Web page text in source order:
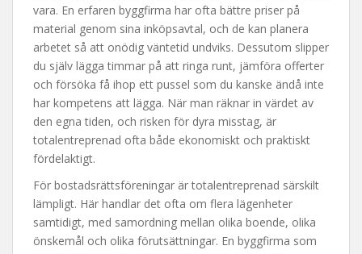
vara. En erfaren byggfirma har ofta bättre priser på
material genom sina inköpsavtal, och de kan planera
arbetet så att onödig väntetid undviks. Dessutom slipper
du själv lägga timmar på att ringa runt, jämföra offerter
och försöka få ihop ett pussel som du kanske ändå inte
har kompetens att lägga. När man räknar in värdet av
den egna tiden, och risken för dyra misstag, är
totalentreprenad ofta både ekonomiskt och praktiskt
fördelaktigt.
För bostadsrättsföreningar är totalentreprenad särskilt
lämpligt. Här handlar det ofta om flera lägenheter
samtidigt, med samordning mellan olika boende, olika
önskemål och olika förutsättningar. En byggfirma som